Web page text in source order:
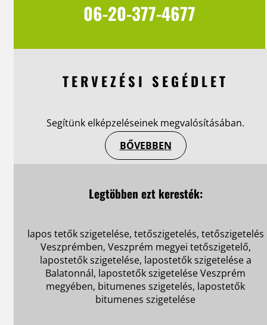
06-20-377-4677
TERVEZÉSI SEGÉDLET
Segítünk elképzeléseinek megvalósításában.
BŐVEBBEN
Legtöbben ezt keresték:
lapos tetők szigetelése, tetőszigetelés, tetőszigetelés
Veszprémben, Veszprém megyei tetőszigetelő,
lapostetők szigetelése, lapostetők szigetelése a
Balatonnál, lapostetők szigetelése Veszprém
megyében, bitumenes szigetelés, lapostetők
bitumenes szigetelése